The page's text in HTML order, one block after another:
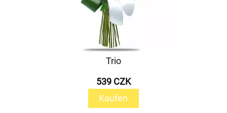
Trio
539 CZK
Kaufen